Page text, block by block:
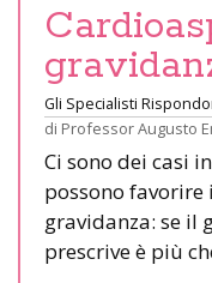
Gli Specialisti
di Professor Augusto
Ci sono dei casi
possono
gravidanza: se il
prescrive è più